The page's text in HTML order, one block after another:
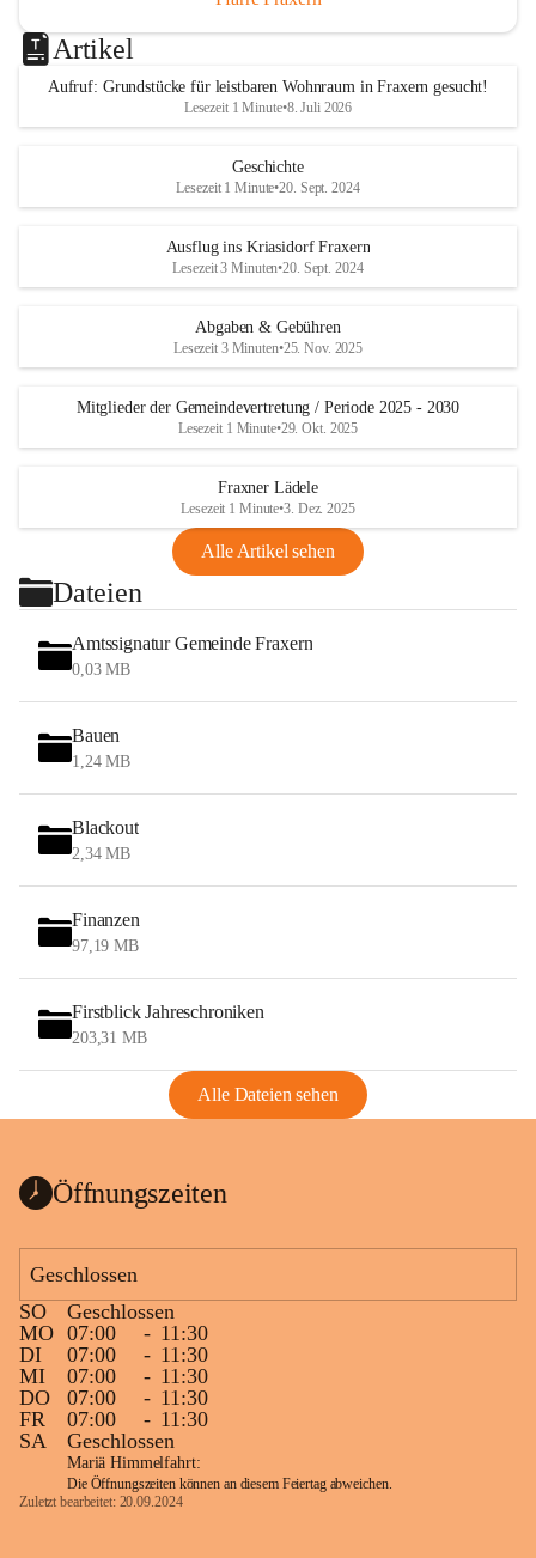
Artikel
Aufruf: Grundstücke für leistbaren Wohnraum in Fraxern gesucht!
Lesezeit 1 Minute•8. Juli 2026
Geschichte
Lesezeit 1 Minute•20. Sept. 2024
Ausflug ins Kriasidorf Fraxern
Lesezeit 3 Minuten•20. Sept. 2024
Abgaben & Gebühren
Lesezeit 3 Minuten•25. Nov. 2025
Mitglieder der Gemeindevertretung / Periode 2025 - 2030
Lesezeit 1 Minute•29. Okt. 2025
Fraxner Lädele
Lesezeit 1 Minute•3. Dez. 2025
Alle Artikel sehen
Dateien
Amtssignatur Gemeinde Fraxern
0,03 MB
Bauen
1,24 MB
Blackout
2,34 MB
Finanzen
97,19 MB
Firstblick Jahreschroniken
203,31 MB
Alle Dateien sehen
Öffnungszeiten
Geschlossen
SO
Geschlossen
MO 07:00 - 11:30
DI
07:00 - 11:30
MI
07:00 - 11:30
DO
07:00 - 11:30
FR
07:00 - 11:30
SA
Geschlossen
Mariä Himmelfahrt:
Die Öffnungszeiten können an diesem Feiertag abweichen.
Zuletzt bearbeitet: 20.09.2024